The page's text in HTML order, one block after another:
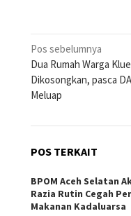
Navigasi
pos
Pos sebelumnya
Dua Rumah Warga
Dikosongkan, pasca
Meluap
POS TERKAIT
BPOM Aceh Selatan
Razia Rutin Cegah
Makanan Kadaluarsa